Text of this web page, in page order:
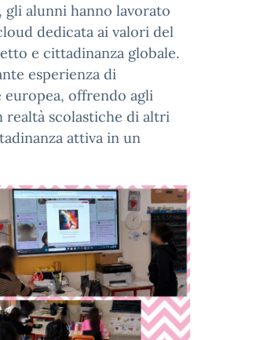
gli alunni hanno lavorato
dedicata ai valori del
e cittadinanza globale.
esperienza di
offrendo agli
realtà scolastiche di altri
attiva in un